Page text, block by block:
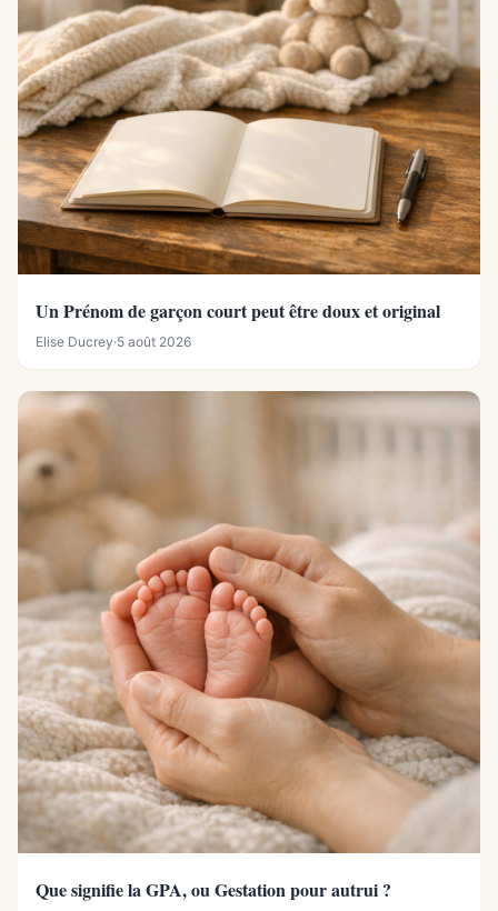
Un Prénom de garçon court peut être doux et original
Elise Ducrey·5 août 2026
Que signifie la GPA, ou Gestation pour autrui ?